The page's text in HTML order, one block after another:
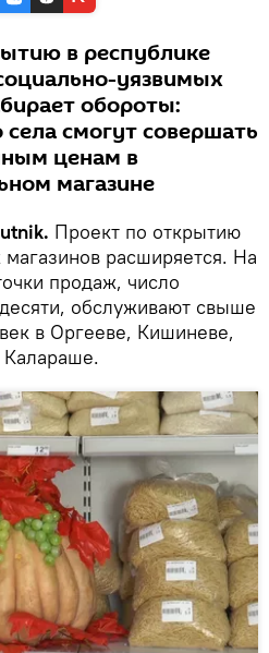
в республике
уязвимых
обороты:
смогут совершать
ценам в
магазине
Проект по открытию
расширяется. На
продаж, число
обслуживают свыше
в Оргееве, Кишиневе,